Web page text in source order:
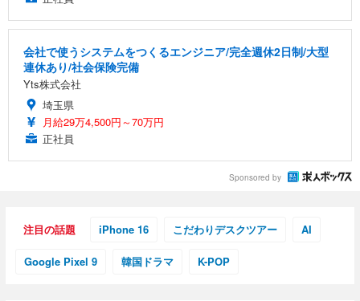
会社で使うシステムをつくるエンジニア/完全週休2日制/大型
連休あり/社会保険完備
Yts株式会社
埼玉県
月給29万4,500円～70万円
正社員
Sponsored by
注目の話題 iPhone 16 こだわりデスクツアー AI
Google Pixel 9 韓国ドラマ K-POP